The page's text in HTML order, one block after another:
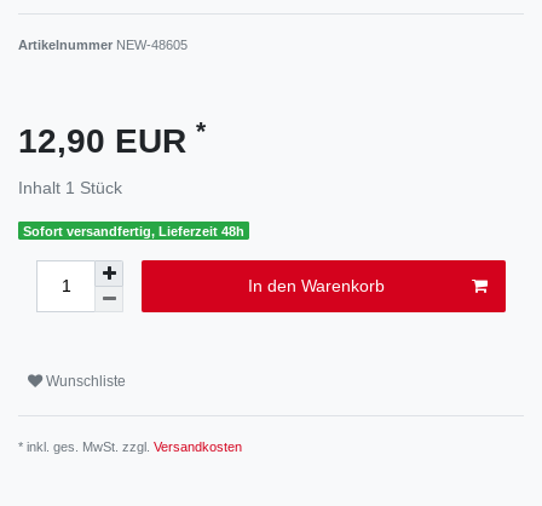
Artikelnummer NEW-48605
12,90 EUR *
Inhalt 1 Stück
Sofort versandfertig, Lieferzeit 48h
In den Warenkorb
Wunschliste
* inkl. ges. MwSt. zzgl. Versandkosten